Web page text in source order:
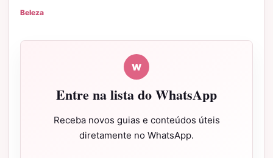
Beleza
W
Entre na lista do WhatsApp
Receba novos guias e conteúdos úteis
diretamente no WhatsApp.